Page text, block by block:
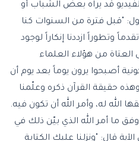
قد يراه بعض الشباب أو
"قبل فترة من السنوات كنا
وتطوراً ازددنا إنكاراً لوجود
العتاة من هؤلاء العلماء
أصبحوا يرون يوماً بعد يوم أن
حقيقة القرآن ذكره وعلّمنا
الله له، وأمر الله أن تكون فيه.
ما أمر الله الذي بيّن ذلك في
قال: "ونزلنا عليك الكتابة